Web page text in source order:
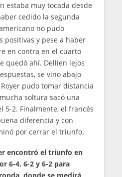
estaba muy tocada desde
cedido la segunda
no pudo
positivas y pese a haber
en contra en el cuarto
quedó ahí. Dellien lejos
se vino abajo
pudo tomar distancia
soltura sacó una
5-2. Finalmente, el francés
diferencia y con
por cerrar el triunfo.
encontró el triunfo en
6-4, 6-2 y 6-2 para